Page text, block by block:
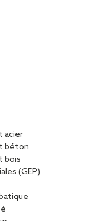
acier
béton
bois
(GEP)